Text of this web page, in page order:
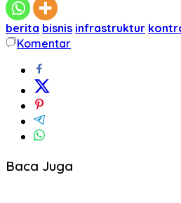
berita bisnis infrastruktur
Komentar
Baca Juga